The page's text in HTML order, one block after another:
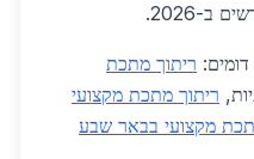
ריתוך מתכת
ריתוך מתכת מקצועי
מקצועי בבאר שבע